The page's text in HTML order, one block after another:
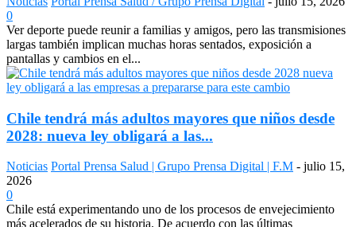
0
Ver deporte puede reunir a familias y amigos, pero las transmisiones
largas también implican muchas horas sentados, exposición a
pantallas y cambios en el...
Chile tendrá más adultos mayores que niños desde
2028: nueva ley obligará a las...
Noticias Portal Prensa Salud | Grupo Prensa Digital | F.M - julio 15,
2026
0
Chile está experimentando uno de los procesos de envejecimiento
más acelerados de su historia. De acuerdo con las últimas